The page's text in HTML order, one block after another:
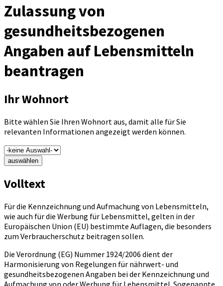
Zulassung von
gesundheitsbezogenen
Angaben auf Lebensmitteln
beantragen
Ihr Wohnort
Bitte wählen Sie Ihren Wohnort aus, damit alle für Sie
relevanten Informationen angezeigt werden können.
auswählen
Volltext
Für die Kennzeichnung und Aufmachung von Lebensmitteln,
wie auch für die Werbung für Lebensmittel, gelten in der
Europäischen Union (EU) bestimmte Auflagen, die besonders
zum Verbraucherschutz beitragen sollen.
Die Verordnung (EG) Nummer 1924/2006 dient der
Harmonisierung von Regelungen für nährwert- und
gesundheitsbezogenen Angaben bei der Kennzeichnung und